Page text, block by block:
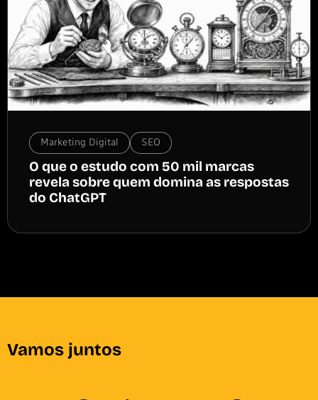
Marketing Digital SEO
O que o estudo com 50 mil marcas
revela sobre quem domina as respostas
do ChatGPT
Vamos juntos